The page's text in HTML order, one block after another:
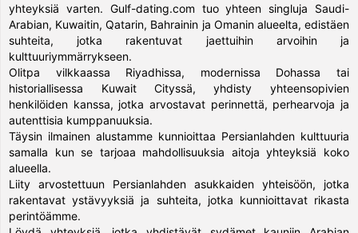
yhteyksiä varten. Gulf-dating.com tuo yhteen singluja Saudi-
Arabian, Kuwaitin, Qatarin, Bahrainin ja Omanin alueelta, edistäen
suhteita, jotka rakentuvat jaettuihin arvoihin ja
kulttuuriymmärrykseen.
Olitpa vilkkaassa Riyadhissa, modernissa Dohassa tai
historiallisessa Kuwait Cityssä, yhdisty yhteensopivien
henkilöiden kanssa, jotka arvostavat perinnettä, perhearvoja ja
autenttisia kumppanuuksia.
Täysin ilmainen alustamme kunnioittaa Persianlahden kulttuuria
samalla kun se tarjoaa mahdollisuuksia aitoja yhteyksiä koko
alueella.
Liity arvostettuun Persianlahden asukkaiden yhteisöön, jotka
rakentavat ystävyyksiä ja suhteita, jotka kunnioittavat rikasta
perintöämme.